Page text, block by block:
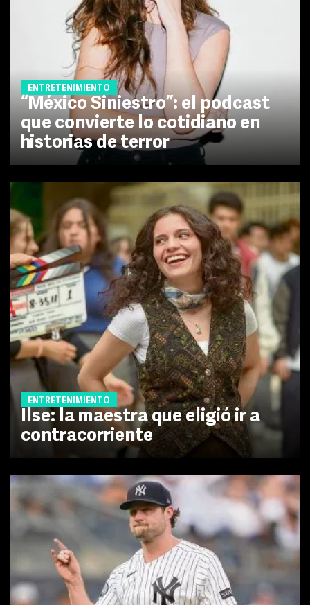
ENTRETENIMIENTO
“México Siniestro”: el podcast
que convierte lo cotidiano en
historias de terror
ENTRETENIMIENTO
Ilse: la maestra que eligió ir a
contracorriente